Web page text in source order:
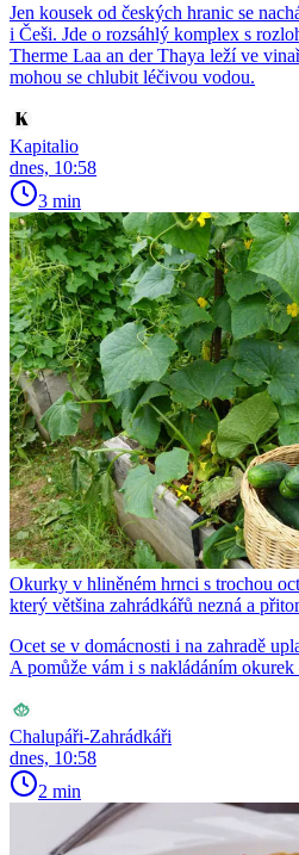
Jen kousek od českých hranic se
i Češi. Jde o rozsáhlý komplex s
Therme Laa an der Thaya leží ve
mohou se chlubit léčivou vodou.
Kapitalio
dnes, 10:58
3 min
Okurky v hliněném hrnci s trochou
který většina zahrádkářů nezná a
Ocet se v domácnosti i na zahradě
A pomůže vám i s nakládáním
Chalupáři-Zahrádkáři
dnes, 10:58
2 min